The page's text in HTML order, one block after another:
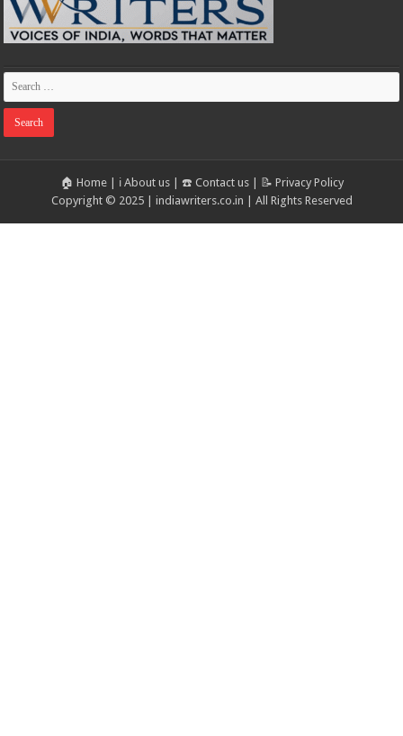
🏠 Home| ℹ️ About us| ☎️ Contact us| 📝 Privacy Policy
Copyright © 2025 | indiawriters.co.in | All Rights Reserved